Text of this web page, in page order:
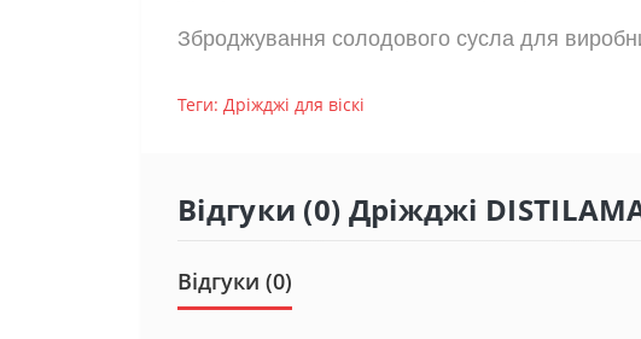
Зброджування солодового сусла для
Теги: Дріжджі для віскі
Відгуки (0) Дріжджі
Відгуки (0)